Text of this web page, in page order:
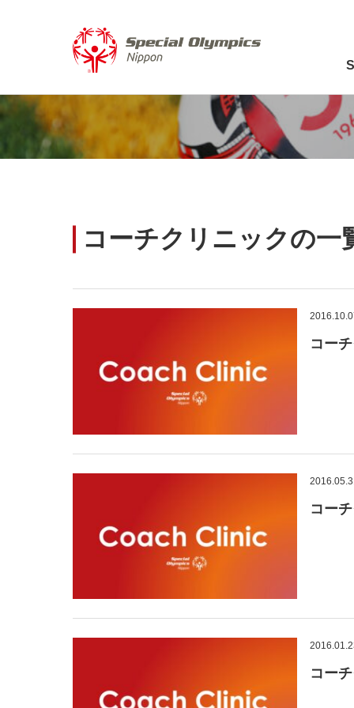
コーチクリニックの一
コー
コー
コー